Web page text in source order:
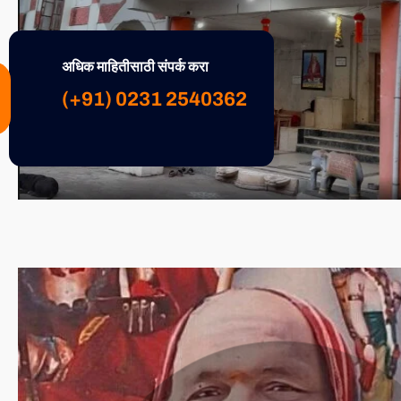
अधिक माहितीसाठी संपर्क करा
(+91) 0231 2540362